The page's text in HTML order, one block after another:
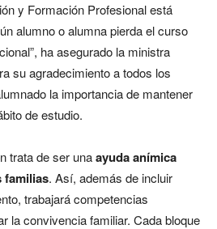
y Formación Profesional está
alumno o alumna pierda el curso
ha asegurado la ministra
su agradecimiento a todos los
la importancia de mantener
de estudio.
trata de ser unaayuda anímica
familias. Así, además de incluir
trabajará competencias
la convivencia familiar. Cada bloque